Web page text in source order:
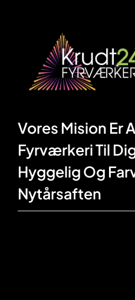
Vores Mision Er
Fyrværkeri Til
Hyggelig Og
Nytårsaften